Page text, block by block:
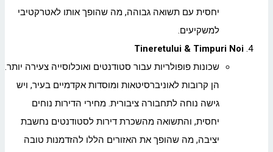
יחסית עם תשואה גבוהה, מה שהופך אותו לאטרקטיבי
למשקיעים.
Tineretului & Timpuri Noi
שכונות פופולריות עבור סטודנטים ואוכלוסייה צעירה יותר.
הן קרובות לאוניברסיטאות ומוסדות אקדמיים בעיר, ויש
גישה נוחה לתחבורה ציבורית. מחירי הדירות נוחים
יחסית, והתשואה מהשכרת דירות לסטודנטים נחשבת
יציבה, מה שהופך את האזורים הללו להזדמנות טובה